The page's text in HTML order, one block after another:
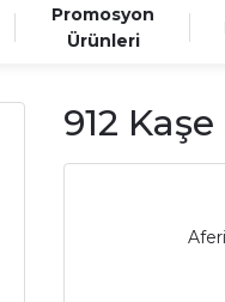
Promosyon
Ürünleri
912